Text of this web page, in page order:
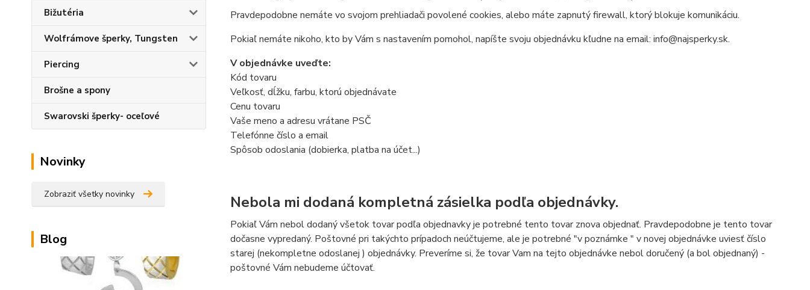
Bižutéria
Wolfrámove šperky, Tungsten
Piercing
Brošne a spony
Swarovski šperky- oceľové
Novinky
Zobraziť všetky novinky
Blog
Pravdepodobne nemáte vo svojom prehliadači povolené cookies, alebo máte zapnutý firewall, ktorý blokuje komunikáciu.
Pokiaľ nemáte nikoho, kto by Vám s nastavením pomohol, napíšte svoju objednávku kľudne na email: info@najsperky.sk.
V objednávke uveďte:
Kód tovaru
Veľkosť, dĺžku, farbu, ktorú objednávate
Cenu tovaru
Vaše meno a adresu vrátane PSČ
Telefónne číslo a email
Spôsob odoslania (dobierka, platba na účet...)
Nebola mi dodaná kompletná zásielka podľa objednávky.
Pokiaľ Vám nebol dodaný všetok tovar podľa objednavky je potrebné tento tovar znova objednať. Pravdepodobne je tento tovar
dočasne vypredaný. Poštovné pri takýchto prípadoch neúčtujeme, ale je potrebné "v poznámke " v novej objednávke uviesť číslo
starej (nekompletne odoslanej ) objednávky. Preveríme si, že tovar Vam na tejto objednávke nebol doručený (a bol objednaný) -
poštovné Vám nebudeme účtovať.